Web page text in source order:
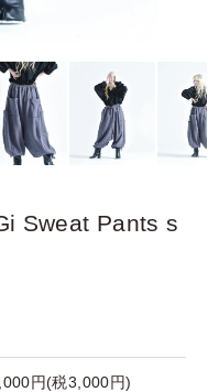
Sweat Pants s
円(税3,000円)